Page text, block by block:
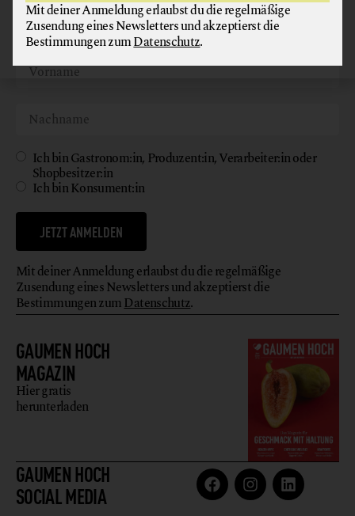
GAUMEN HOCH
MAGAZIN
Hier gratis
herunterladen
GAUMEN HOCH
SOCIAL MEDIA
Ich bin Gastronom:in, Produzent:in, Verarbeiter:in oder
Shopbesitzer:in
Ich bin Konsument:in
JETZT ANMELDEN
Mit deiner Anmeldung erlaubst du die regelmäßige
Zusendung eines Newsletters und akzeptierst die
Bestimmungen zumDatenschutz.
Mit deiner Anmeldung erlaubst du die regelmäßige
Zusendung eines Newsletters und akzeptierst die
Bestimmungen zumDatenschutz.